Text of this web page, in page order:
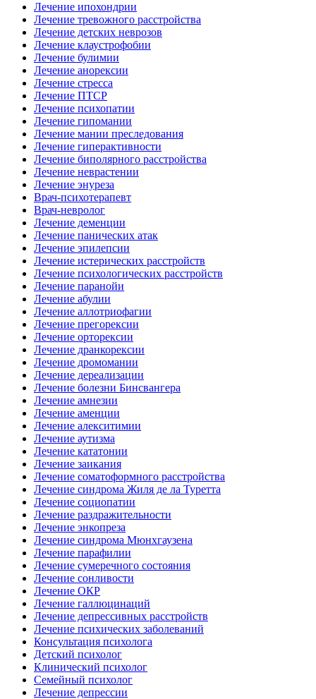
Лечение ипохондрии
Лечение тревожного расстройства
Лечение детских неврозов
Лечение клаустрофобии
Лечение булимии
Лечение анорексии
Лечение стресса
Лечение ПТСР
Лечение психопатии
Лечение гипомании
Лечение мании преследования
Лечение гиперактивности
Лечение биполярного расстройства
Лечение неврастении
Лечение энуреза
Врач-психотерапевт
Врач-невролог
Лечение деменции
Лечение панических атак
Лечение эпилепсии
Лечение истерических расстройств
Лечение психологических расстройств
Лечение паранойи
Лечение абулии
Лечение аллотриофагии
Лечение прегорексии
Лечение орторексии
Лечение дранкорексии
Лечение дромомании
Лечение дереализации
Лечение болезни Бинсвангера
Лечение амнезии
Лечение аменции
Лечение алекситимии
Лечение аутизма
Лечение кататонии
Лечение заикания
Лечение соматоформного расстройства
Лечение синдрома Жиля де ла Туретта
Лечение социопатии
Лечение раздражительности
Лечение энкопреза
Лечение синдрома Мюнхгаузена
Лечение парафилии
Лечение сумеречного состояния
Лечение сонливости
Лечение ОКР
Лечение галлюцинаций
Лечение депрессивных расстройств
Лечение психических заболеваний
Консультация психолога
Детский психолог
Клинический психолог
Семейный психолог
Лечение депрессии